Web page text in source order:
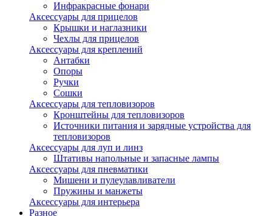
Инфракрасные фонари
Аксессуары для прицелов
Крышки и наглазники
Чехлы для прицелов
Аксессуары для креплений
Антабки
Опоры
Ручки
Сошки
Аксессуары для тепловизоров
Кронштейны для тепловизоров
Источники питания и зарядные устройства для
тепловизоров
Аксессуары для луп и линз
Штативы напольные и запасные лампы
Аксессуары для пневматики
Мишени и пулеулавливатели
Пружины и манжеты
Аксессуары для интерьера
Разное